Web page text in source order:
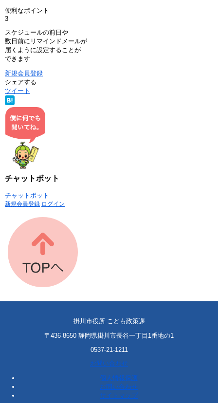
便利なポイント
3
スケジュールの前日や
数日前にリマインドメールが
届くように設定することが
できます
新規会員登録
シェアする
ツイート
チャットボット
チャットボット
新規会員登録 ログイン
掛川市役所 こども政策課
〒436-8650 静岡県掛川市長谷一丁目1番地の1
0537-21-1211
お問い合わせ
個人情報保護
お問い合わせ
サイトマップ